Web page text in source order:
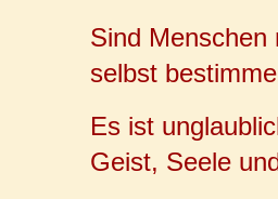
Sind Menschen
selbst
Es ist
Geist, Seele